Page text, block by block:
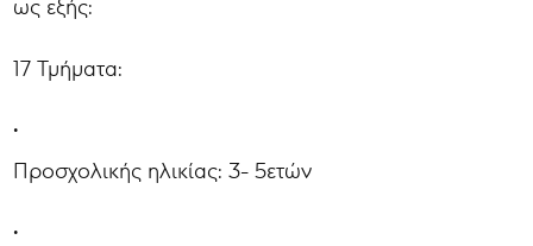
ως εξής:
17 Τμήματα:
•
Προσχολικής ηλικίας: 3- 5ετών
•